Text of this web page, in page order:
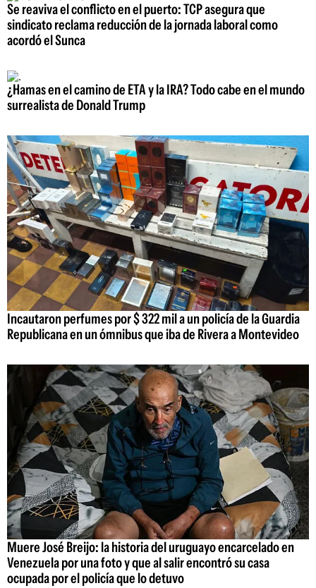
Se reaviva el conflicto en el puerto: TCP asegura que
sindicato reclama reducción de la jornada laboral como
acordó el Sunca
¿Hamas en el camino de ETA y la IRA? Todo cabe en el mundo
surrealista de Donald Trump
Incautaron perfumes por $ 322 mil a un policía de la Guardia
Republicana en un ómnibus que iba de Rivera a Montevideo
Muere José Breijo: la historia del uruguayo encarcelado en
Venezuela por una foto y que al salir encontró su casa
ocupada por el policía que lo detuvo